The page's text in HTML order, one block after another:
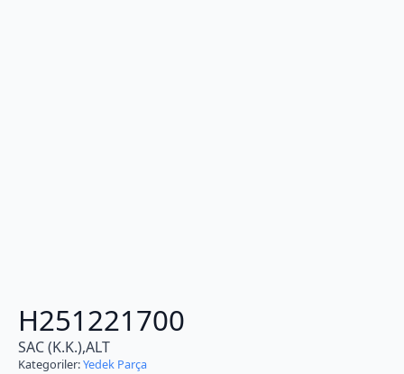
H251221700
SAC (K.K.),ALT
Kategoriler:Yedek Parça